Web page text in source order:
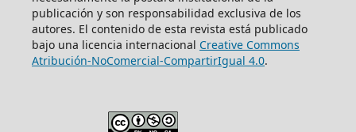
publicación y son responsabilidad exclusiva de los
autores. El contenido de esta revista está publicado
bajo una licencia internacional Creative Commons
Atribución-NoComercial-CompartirIgual 4.0.